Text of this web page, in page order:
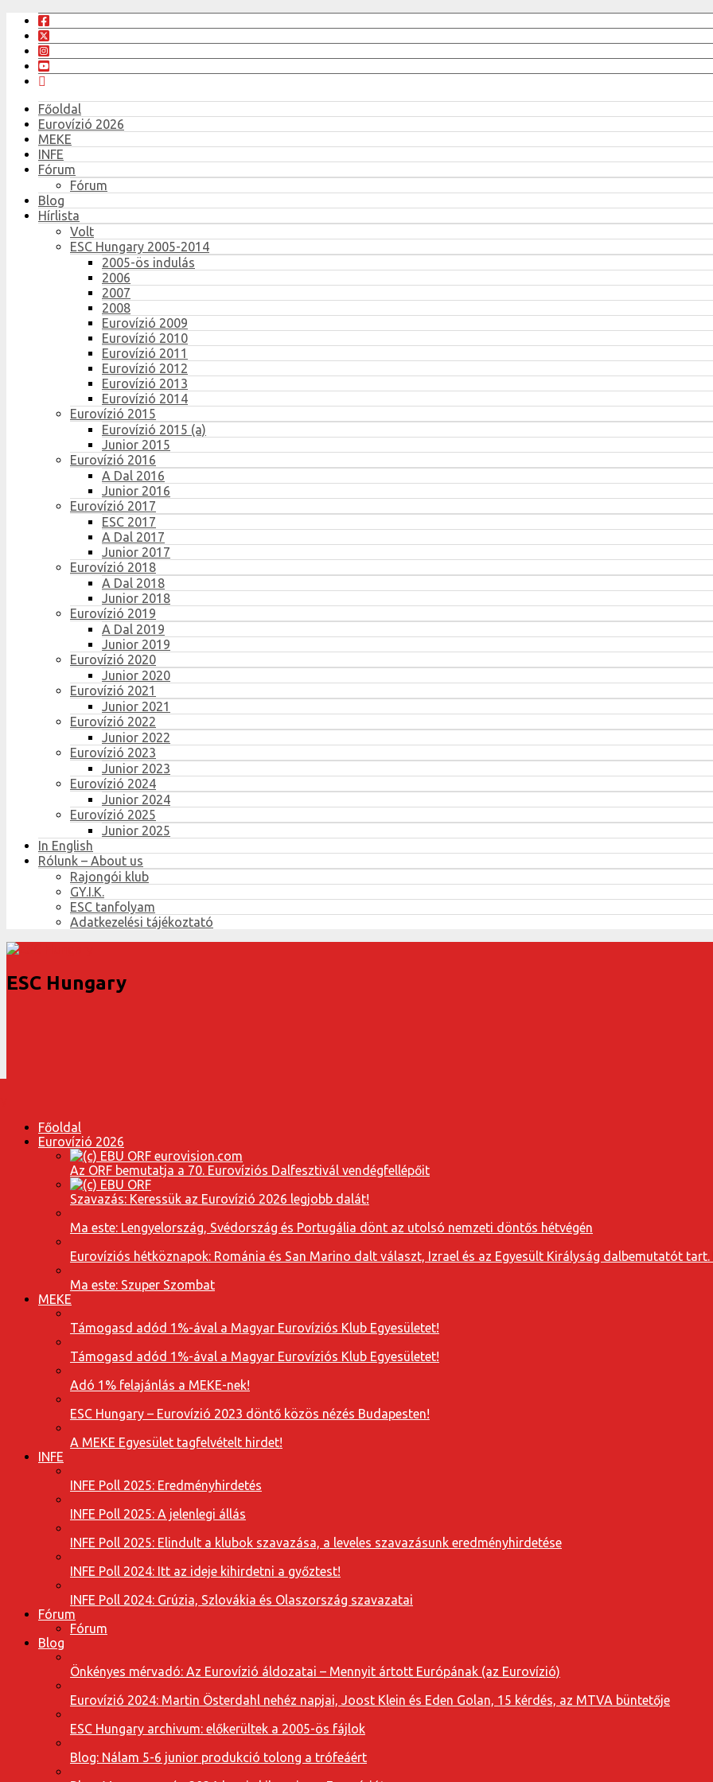
Főoldal
Eurovízió 2026
MEKE
INFE
Fórum
Fórum
Blog
Hírlista
Volt
ESC Hungary 2005-2014
2005-ös indulás
2006
2007
2008
Eurovízió 2009
Eurovízió 2010
Eurovízió 2011
Eurovízió 2012
Eurovízió 2013
Eurovízió 2014
Eurovízió 2015
Eurovízió 2015 (a)
Junior 2015
Eurovízió 2016
A Dal 2016
Junior 2016
Eurovízió 2017
ESC 2017
A Dal 2017
Junior 2017
Eurovízió 2018
A Dal 2018
Junior 2018
Eurovízió 2019
A Dal 2019
Junior 2019
Eurovízió 2020
Junior 2020
Eurovízió 2021
Junior 2021
Eurovízió 2022
Junior 2022
Eurovízió 2023
Junior 2023
Eurovízió 2024
Junior 2024
Eurovízió 2025
Junior 2025
In English
Rólunk – About us
Rajongói klub
GY.I.K.
ESC tanfolyam
Adatkezelési tájékoztató
ESC Hungary
Főoldal
Eurovízió 2026
Az ORF bemutatja a 70. Eurovíziós Dalfesztivál vendégfellépőit
Szavazás: Keressük az Eurovízió 2026 legjobb dalát!
Ma este: Lengyelország, Svédország és Portugália dönt az utolsó nemzeti döntős hétvégén
Eurovíziós hétköznapok: Románia és San Marino dalt választ, Izrael és az Egyesült Királyság dalbemutatót tart.
Ma este: Szuper Szombat
MEKE
Támogasd adód 1%-ával a Magyar Eurovíziós Klub Egyesületet!
Támogasd adód 1%-ával a Magyar Eurovíziós Klub Egyesületet!
Adó 1% felajánlás a MEKE-nek!
ESC Hungary – Eurovízió 2023 döntő közös nézés Budapesten!
A MEKE Egyesület tagfelvételt hirdet!
INFE
INFE Poll 2025: Eredményhirdetés
INFE Poll 2025: A jelenlegi állás
INFE Poll 2025: Elindult a klubok szavazása, a leveles szavazásunk eredményhirdetése
INFE Poll 2024: Itt az ideje kihirdetni a győztest!
INFE Poll 2024: Grúzia, Szlovákia és Olaszország szavazatai
Fórum
Fórum
Blog
Önkényes mérvadó: Az Eurovízió áldozatai – Mennyit ártott Európának (az Eurovízió)
Eurovízió 2024: Martin Österdahl nehéz napjai, Joost Klein és Eden Golan, 15 kérdés, az MTVA büntetője
ESC Hungary archivum: előkerültek a 2005-ös fájlok
Blog: Nálam 5-6 junior produkció tolong a trófeáért